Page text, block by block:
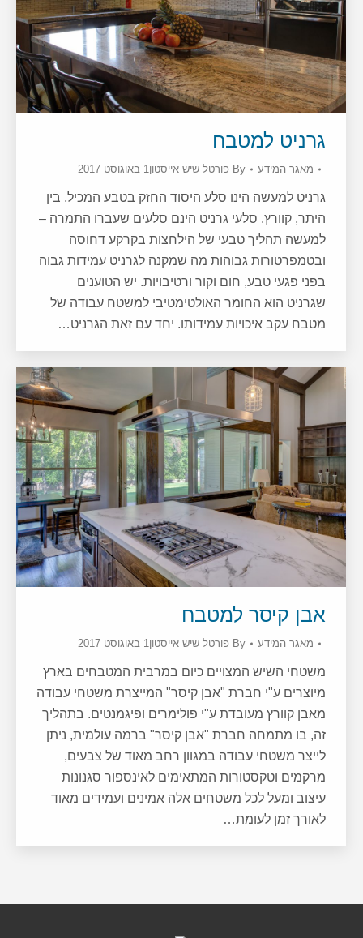
גרניט למטבח
מאגר המידע By פורטל שיש אייסטון1 באוגוסט 2017
גרניט למעשה הינו סלע היסוד החזק בטבע המכיל, בין
היתר, קוורץ. סלעי גרניט הינם סלעים שעברו התמרה –
למעשה תהליך טבעי של הילחצות בקרקע דחוסה
ובטמפרטורות גבוהות מה שמקנה לגרניט עמידות גבוה
בפני פגעי טבע, חום וקור ורטיבויות. יש הטוענים
שגרניט הוא החומר האולטימטיבי למשטח עבודה של
מטבח עקב איכויות עמידותו. יחד עם זאת הגרניט…
אבן קיסר למטבח
מאגר המידע By פורטל שיש אייסטון1 באוגוסט 2017
משטחי השיש המצויים כיום במרבית המטבחים בארץ
מיוצרים ע"י חברת "אבן קיסר" המייצרת משטחי עבודה
מאבן קוורץ מעובדת ע"י פולימרים ופיגמנטים. בתהליך
זה, בו מתמחה חברת "אבן קיסר" ברמה עולמית, ניתן
לייצר משטחי עבודה במגוון רחב מאוד של צבעים,
מרקמים וטקסטורות המתאימים לאינספור סגנונות
עיצוב ומעל לכל משטחים אלה אמינים ועמידים מאוד
לאורך זמן לעומת…